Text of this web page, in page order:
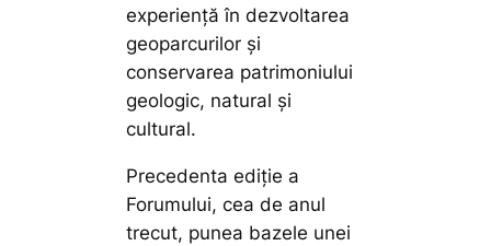
experiență în dezvoltarea
geoparcurilor și
conservarea patrimoniului
geologic, natural și
cultural.
Precedenta ediție a
Forumului, cea de anul
trecut, punea bazele unei